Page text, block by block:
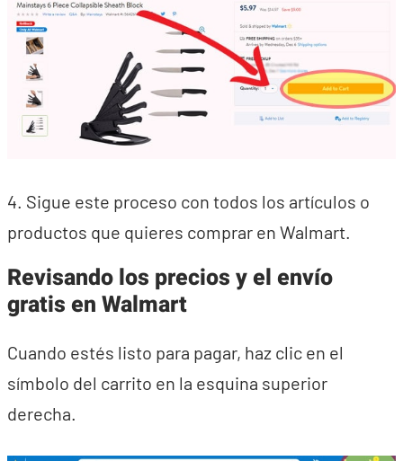
4. Sigue este proceso con todos los artículos o
productos que quieres comprar en Walmart.
Revisando los precios y el envío
gratis en Walmart
Cuando estés listo para pagar, haz clic en el
símbolo del carrito en la esquina superior
derecha.